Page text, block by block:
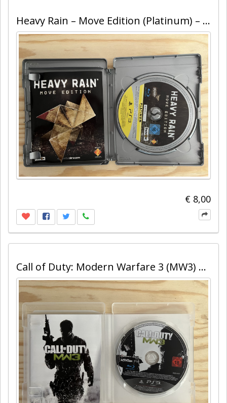
Heavy Rain – Move Edition (Platinum) – PS3
€ 8,00
Call of Duty: Modern Warfare 3 (MW3) – PS3 – 100% Uncut